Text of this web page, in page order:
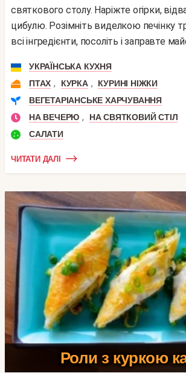
святкового столу. Наріжте огірки,
цибулю. Розімніть виделкою печінку
всі інгредієнти, посоліть і заправте
УКРАЇНСЬКА КУХНЯ
ПТАХ , КУРКА ,
КУРИНІ НІЖКИ
ВЕГЕТАРІАНСЬКЕ ХАРЧУВАННЯ
НА ВЕЧЕРЮ ,
НА СВЯТКОВИЙ СТІЛ
САЛАТИ
ЧИТАТИ ДАЛІ
Роли з куркою